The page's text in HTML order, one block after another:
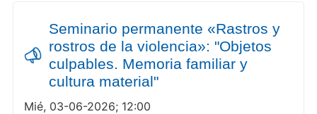
Seminario permanente «Rastros y
rostros de la violencia»: "Objetos
culpables. Memoria familiar y
cultura material"
Mié, 03-06-2026; 12:00